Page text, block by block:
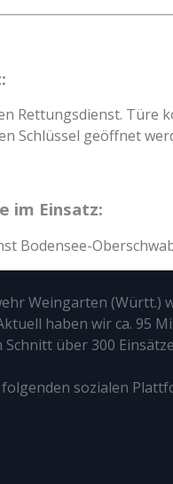
Rettungsdienst. Türe
Schlüssel geöffnet
im Einsatz:
Bodensee-
Weingarten (Württ.)
haben wir ca. 95
über 300
sozialen